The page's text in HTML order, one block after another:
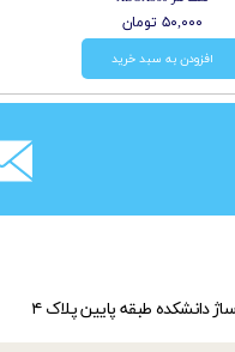
۵۰,۰۰۰ تومان
افزودن به سبد خرید
دانشکده طبقه پایین پلاک ۴